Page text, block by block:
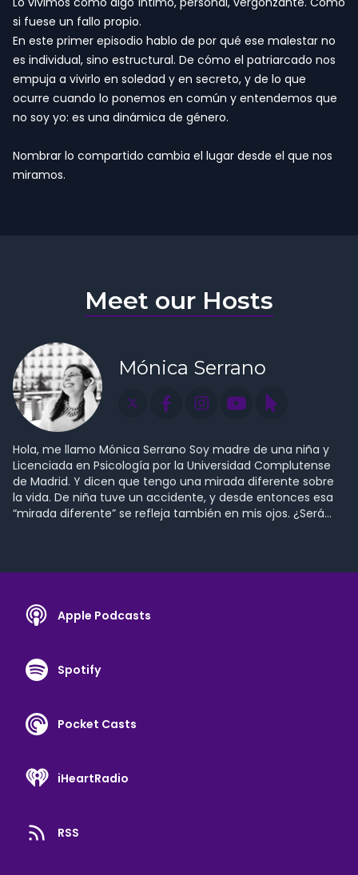
si fuese un fallo propio.
En este primer episodio hablo de por qué ese malestar no
es individual, sino estructural. De cómo el patriarcado nos
empuja a vivirlo en soledad y en secreto, y de lo que
ocurre cuando lo ponemos en común y entendemos que
no soy yo: es una dinámica de género.
Nombrar lo compartido cambia el lugar desde el que nos
miramos.
Meet our Hosts
Mónica Serrano
Hola, me llamo Mónica Serrano Soy madre de una niña y
Licenciada en Psicología por la Universidad Complutense
de Madrid. Y dicen que tengo una mirada diferente sobre
la vida. De niña tuve un accidente, y desde entonces esa
“mirada diferente” se refleja también en mis ojos. ¿Será
cómo se abren nuevas posibilidades. Se descubren
de la magia no lo sé. Pero sé que puedo ayudarte a ver las
cosas con esa mirada diferente de la que te hablaba. Una
Con la que puedes lograr un bienestar emocional mayor.
Conectando con la aceptación, con el amor hacia ti
que deseas.
Apple Podcasts
Spotify
Pocket Casts
iHeartRadio
RSS